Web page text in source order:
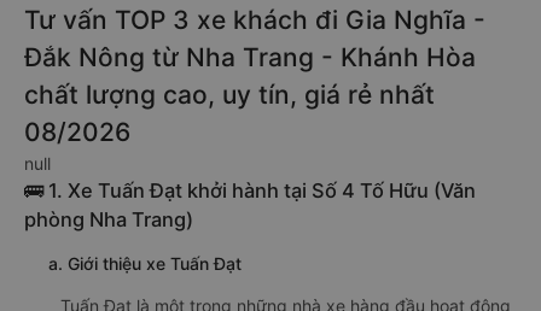
Tư vấn TOP 3 xe khách đi Gia Nghĩa -
Đắk Nông từ Nha Trang - Khánh Hòa
chất lượng cao, uy tín, giá rẻ nhất
08/2026
null
🚌 1. Xe Tuấn Đạt khởi hành tại Số 4 Tố Hữu (Văn
phòng Nha Trang)
a. Giới thiệu xe Tuấn Đạt
Tuấn Đạt là một trong những nhà xe hàng đầu hoạt động